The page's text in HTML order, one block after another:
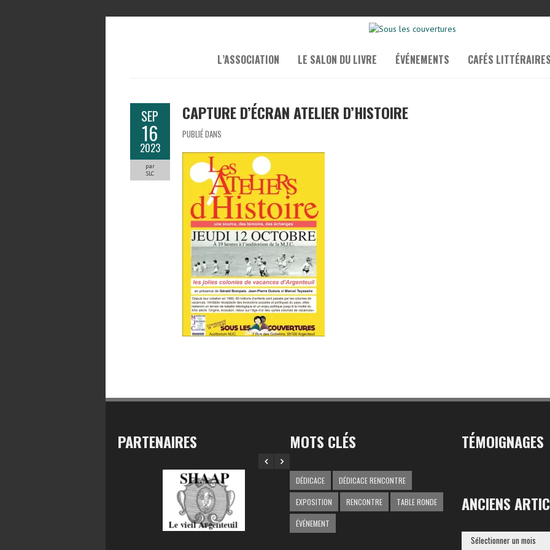
L’ASSOCIATION LE SALON DU LIVRE ÉVÉNEMENTS CAFÉS
SEP
16
2023
par
SLC
CAPTURE D’ÉCRAN ATELIER D’HISTOIRE
PUBLIÉ DANS
PARTENAIRES MOTS CLÉS
DÉDICACE DÉDICACE RENCONTRE
EXPOSITION RENCONTRE TABLE RONDE
ÉVÉNEMENT
TÉMOIGNAGES
ANCIENS
ANCIENS